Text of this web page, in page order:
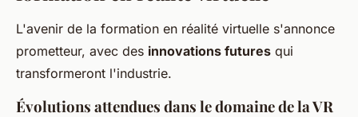
L'avenir de la formation en réalité virtuelle s'annonce
prometteur, avec des innovations futures qui
transformeront l'industrie.
Évolutions attendues dans le domaine de la VR